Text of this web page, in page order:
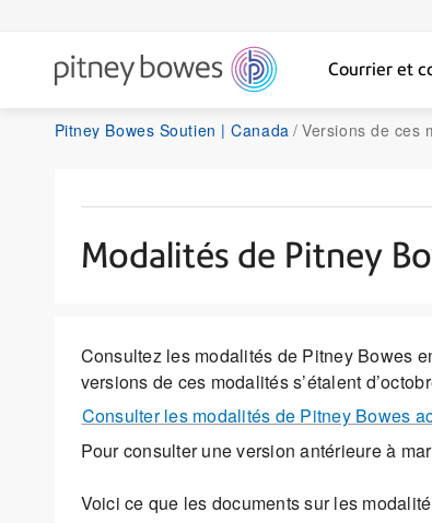
Courrier et
Pitney Bowes Soutien | Canada Versions de ces
Modalités de Pitney
Consultez les modalités de Pitney Bowes
versions de ces modalités s’étalent
Consulter les modalités de Pitney Bowes
Pour consulter une version antérieure à
Voici ce que les documents sur les